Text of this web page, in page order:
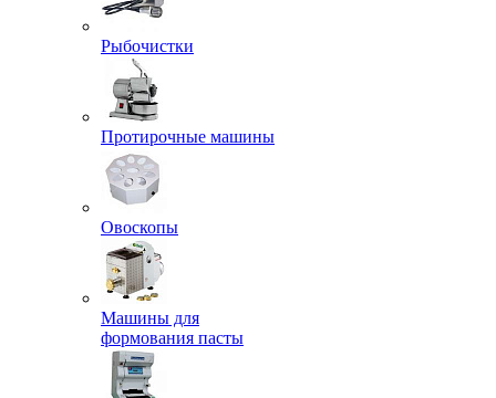
Рыбочистки
Протирочные машины
Овоскопы
Машины для
формования пасты